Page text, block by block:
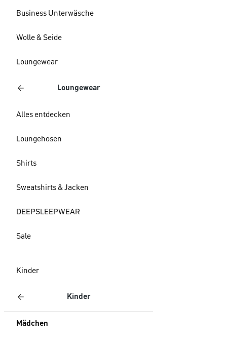
Business Unterwäsche
Wolle & Seide
Loungewear
Loungewear
Alles entdecken
Loungehosen
Shirts
Sweatshirts & Jacken
DEEPSLEEPWEAR
Sale
Kinder
Kinder
Mädchen